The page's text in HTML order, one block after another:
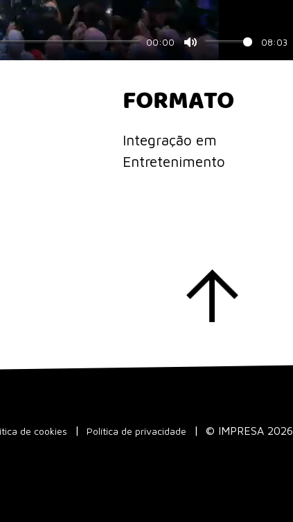
00:00
Mute
08:03
FORMATO
Integração em
Entretenimento
de cookies Política de privacidade © IMPRESA 2026